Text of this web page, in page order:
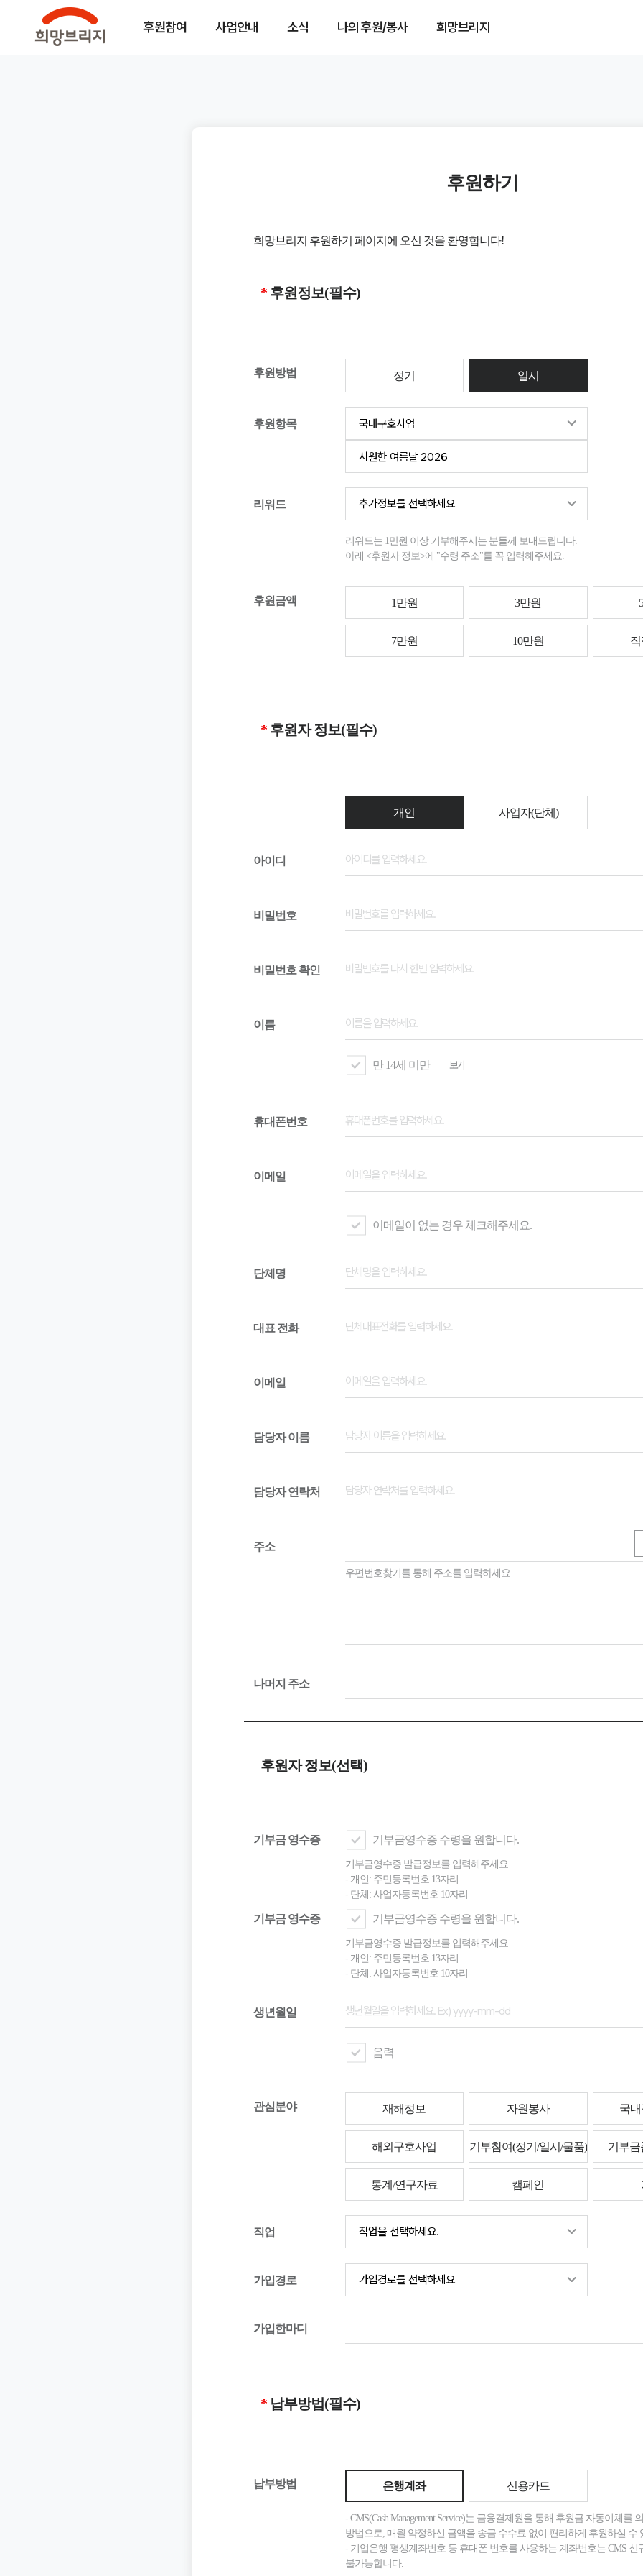
후원참여 사업안내 소식 나의 후원/봉사 희망브리지
후원하기
희망브리지 후원하기 페이지에 오신 것을 환영합니다!
후원정보(필수)
후원방법 정기 일시
후원항목
리워드
리워드는 1만원 이상 기부해주시는 분들께 보내드립니다.
아래 <후원자 정보>에 "수령 주소"를 꼭 입력해주세요.
후원금액 1만원 3만원
7만원 10만원
후원자 정보(필수)
개인 사업자(단체)
아이디
비밀번호
비밀번호 확인
이름
만 14세 미만 보기
휴대폰번호
이메일
이메일이 없는 경우 체크해주세요.
단체명
대표 전화
이메일
담당자 이름
담당자 연락처
주소
우편번호찾기를 통해 주소를 입력하세요.
나머지 주소
후원자 정보(선택)
기부금 영수증 기부금영수증 수령을 원합니다.
기부금영수증 발급정보를 입력해주세요.
- 개인: 주민등록번호 13자리
- 단체: 사업자등록번호 10자리
기부금 영수증 기부금영수증 수령을 원합니다.
기부금영수증 발급정보를 입력해주세요.
- 개인: 주민등록번호 13자리
- 단체: 사업자등록번호 10자리
생년월일
음력
관심분야 재해정보 자원봉사 국
해외구호사업 기부참여(정기/일시/물품) 기부금
통계/연구자료 캠페인
직업
가입경로
가입한마디
납부방법(필수)
납부방법 은행계좌 신용카드
- CMS(Cash Management Service)는 금융결제원을 통해 후원금 자동이체를
방법으로, 매월 약정하신 금액을 송금 수수료 없이 편리하게 후원하실 수
- 기업은행 평생계좌번호 등 휴대폰 번호를 사용하는 계좌번호는 CMS 신
불가능합니다.